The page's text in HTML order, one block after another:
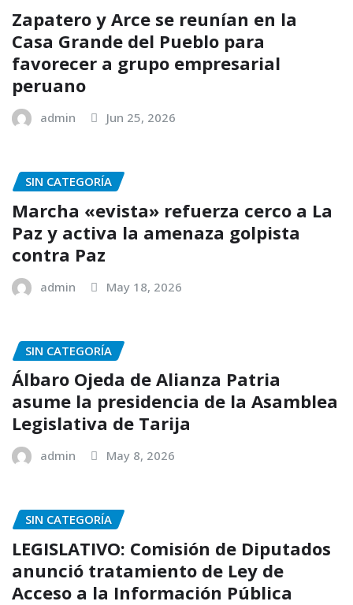
Zapatero y Arce se reunían en la
Casa Grande del Pueblo para
favorecer a grupo empresarial
peruano
admin Jun 25, 2026
SIN CATEGORÍA
Marcha «evista» refuerza cerco a La
Paz y activa la amenaza golpista
contra Paz
admin May 18, 2026
SIN CATEGORÍA
Álbaro Ojeda de Alianza Patria
asume la presidencia de la Asamblea
Legislativa de Tarija
admin May 8, 2026
SIN CATEGORÍA
LEGISLATIVO: Comisión de Diputados
anunció tratamiento de Ley de
Acceso a la Información Pública